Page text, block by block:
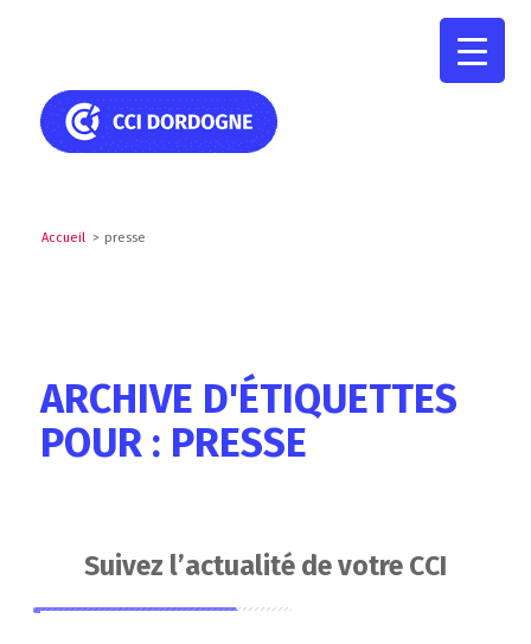
Accueil > presse
ARCHIVE D'ÉTIQUETTES
POUR : PRESSE
Suivez l’actualité de votre CCI